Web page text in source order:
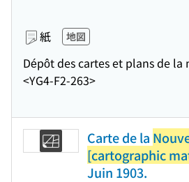
紙 地図
Dépôt des cartes et plans de la
<YG4-F2-263>
Carte de la
[cartographic
Juin 1903.